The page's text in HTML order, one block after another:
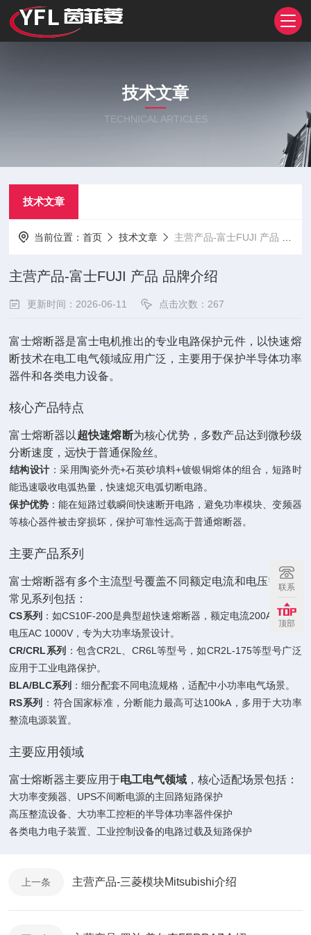
技术文章
TECHNICAL ARTICLES
技术文章
当前位置：首页 技术文章 主营产品-富士FUJI 产品 品牌介绍
主营产品-富士FUJI 产品 品牌介绍
更新时间：2026-06-11 点击次数：267
富士熔断器是富士电机推出的专业电路保护元件，以快速熔
断技术在电工电气领域应用广泛，主要用于保护半导体功率
器件和各类电力设备。
核心产品特点
富士熔断器以‌ 超快速熔断‌为核心优势，多数产品达到微秒级
分断速度，远快于普通保险丝。
结构设计 ‌：采用陶瓷外壳+石英砂填料+镀银铜熔体的组合，短路时
能迅速吸收电弧热量，快速熄灭电弧切断电路。
保护优势‌：能在短路过载瞬间快速断开电路，避免功率模块、变频器
等核心器件被击穿损坏，保护可靠性远高于普通熔断器。
主要产品系列
富士熔断器有多个主流型号覆盖不同额定电流和电压需求，
常见系列包括：
CS系列 ‌：如CS10F-200是典型超快速熔断器，额定电流200A、额定
电压AC 1000V，专为大功率场景设计。
CR/CRL系列
‌：包含CR2L、CR6L等型号，如CR2L-175等型号广泛
应用于工业电路保护。
BLA/BLC系列 ‌：细分配套不同电流规格，适配中小功率电气场景。
RS系列
‌：符合国家标准，分断能力最高可达100kA，多用于大功率
整流电源装置。
主要应用领域
富士熔断器主要应用于‌电工电气领域 ‌，核心适配场景包括：
大功率变频器、UPS不间断电源的主回路短路保护
高压整流设备、大功率工控柜的半导体功率器件保护
各类电力电子装置、工业控制设备的电路过载及短路保护
上一条 主营产品-三菱模块Mitsubishi介绍
联系
顶部